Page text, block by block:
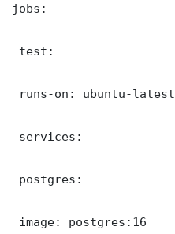
jobs:
test:
runs-on: ubuntu-latest
services:
postgres:
image: postgres:16